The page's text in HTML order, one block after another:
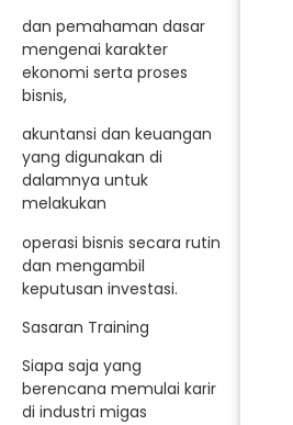
dan pemahaman dasar
mengenai karakter
ekonomi serta proses
bisnis,
akuntansi dan keuangan
yang digunakan di
dalamnya untuk
melakukan
operasi bisnis secara rutin
dan mengambil
keputusan investasi.
Sasaran Training
Siapa saja yang
berencana memulai karir
di industri migas